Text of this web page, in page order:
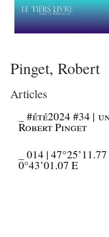
Pinget, Robert
Articles
_#été2024 #34 |
Robert Pinget
_014 |
0°43’01.07 E